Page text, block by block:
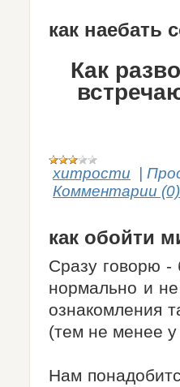
как наебать
Как
хитрости
Комментарии (0)
как обойти
Сразу говорю -
нормально и
ознакомления
(тем не менее
Нам